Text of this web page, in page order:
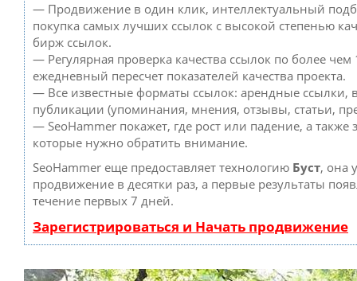
— Продвижение в один клик, интеллектуальный
покупка самых лучших ссылок с высокой степенью
бирж ссылок.
— Регулярная проверка качества ссылок по более чем
ежедневный пересчет показателей качества проекта.
— Все известные форматы ссылок: арендные ссылки,
публикации (упоминания, мнения, отзывы, статьи,
— SeoHammer покажет, где рост или падение, а также
которые нужно обратить внимание.
SeoHammer еще предоставляет технологию Буст, она
продвижение в десятки раз, а первые результаты
течение первых 7 дней.
Зарегистрироваться и Начать продвижение